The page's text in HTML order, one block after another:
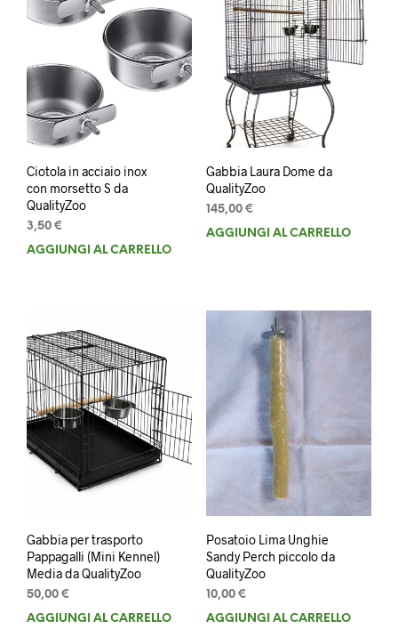
Ciotola in acciaio inox
con morsetto S da
QualityZoo
3,50 €
AGGIUNGI AL CARRELLO
Gabbia Laura Dome da
QualityZoo
145,00 €
AGGIUNGI AL CARRELLO
Gabbia per trasporto
Pappagalli (Mini Kennel)
Media da QualityZoo
50,00 €
AGGIUNGI AL CARRELLO
Posatoio Lima Unghie
Sandy Perch piccolo da
QualityZoo
10,00 €
AGGIUNGI AL CARRELLO